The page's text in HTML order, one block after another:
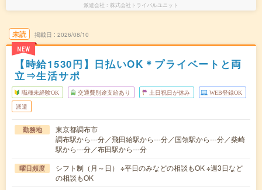
派遣会社 株式会社トライバルユニット
未読
NEW
掲載日 2026/08/10
【時給1530円】日払いOK＊プライベートと両
立⇒生活サポ
職種未経験OK 交通費別途支給あり 土日祝日が休み WEB登録OK
派遣
勤務地
東京都調布市
調布駅から---分／飛田給駅から---分／国領駅から---分／柴崎
駅から---分／布田駅から---分
曜日頻度
シフト制（月～日） ※平日のみなどの相談もOK ※週3日など
の相談もOK